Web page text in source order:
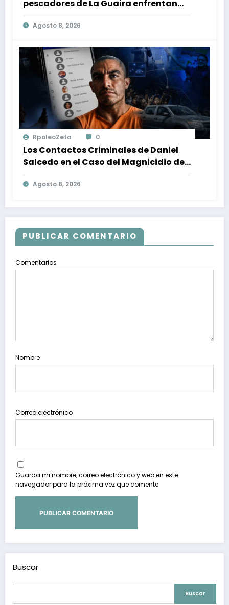
pescadores de La Guaira enfrentan
crisis económica tras los terremotos
Agosto 8, 2026
RpoleoZeta 0
Los Contactos Criminales de Daniel
Salcedo en el Caso del Magnicidio de
Fernando Villavicencio
Agosto 8, 2026
PUBLICAR COMENTARIO
Comentarios
Nombre
Correo electrónico
Guarda mi nombre, correo electrónico y web en este
navegador para la próxima vez que comente.
Buscar
Buscar